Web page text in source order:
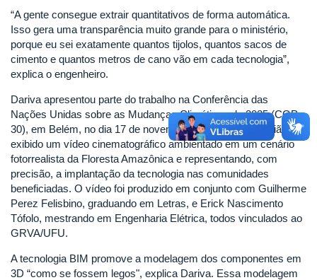
“A gente consegue extrair quantitativos de forma automática.
Isso gera uma transparência muito grande para o ministério,
porque eu sei exatamente quantos tijolos, quantos sacos de
cimento e quantos metros de cano vão em cada tecnologia”,
explica o engenheiro.
Dariva apresentou parte do trabalho na Conferência das
Nações Unidas sobre as Mudanças Climáticas de 2025 (COP
30), em Belém, no dia 17 de novembro de 2025. Na ocasião, foi
exibido um vídeo cinematográfico ambientado em um cenário
fotorrealista da Floresta Amazônica e representando, com
precisão, a implantação da tecnologia nas comunidades
beneficiadas. O vídeo foi produzido em conjunto com Guilherme
Perez Felisbino, graduando em Letras, e Erick Nascimento
Tófolo, mestrando em Engenharia Elétrica, todos vinculados ao
GRVA/UFU.
A tecnologia BIM promove a modelagem dos componentes em
3D “como se fossem legos", explica Dariva. Essa modelagem